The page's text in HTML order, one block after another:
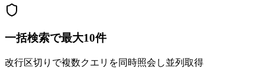
一括検索で最大10件
改行区切りで複数クエリを同時照会し並列取得